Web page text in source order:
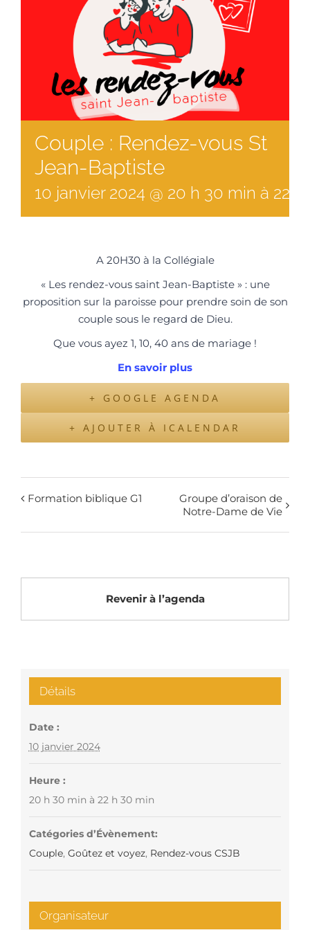
Couple : Rendez-vous St
Jean-Baptiste
10 janvier 2024 @ 20 h 30 min à 22
A 20H30 à la Collégiale
« Les rendez-vous saint Jean-Baptiste » : une
proposition sur la paroisse pour prendre soin de son
couple sous le regard de Dieu.
Que vous ayez 1, 10, 40 ans de mariage !
En savoir plus
+ GOOGLE AGENDA
+ AJOUTER À ICALENDAR
Formation biblique G1
Groupe d’oraison de
Notre-Dame de Vie
Revenir à l’agenda
Détails
Date :
10 janvier 2024
Heure :
20 h 30 min à 22 h 30 min
Catégories d’Évènement:
Couple, Goûtez et voyez, Rendez-vous CSJB
Organisateur